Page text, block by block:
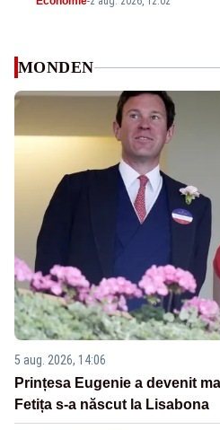
MONDEN
5 aug. 2026, 14:06
Prințesa Eugenie a devenit
Fetița s-a născut la Lisabona